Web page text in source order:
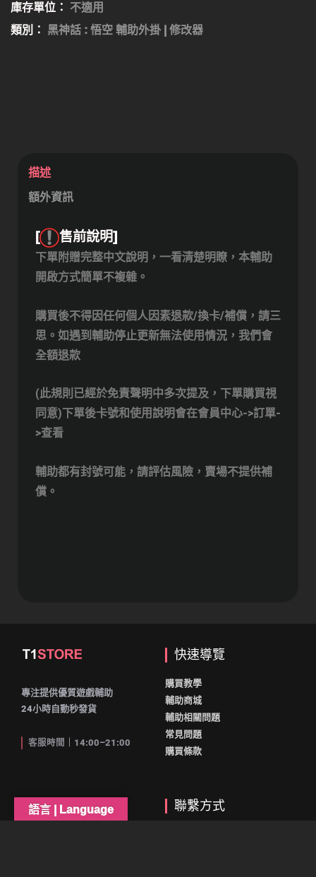
庫存單位：
不適用
類別：
黑神話 : 悟空 輔助外掛 | 修改器
描述
額外資訊
[ 售前說明]
下單附贈完整中文說明，一看清楚明瞭，本輔助
開啟方式簡單不複雜。
購買後不得因任何個人因素退款/換卡/補償，請三
思。 如遇到輔助停止更新無法使用情況，我們會
全額退款
(此規則已經於免責聲明中多次提及，下單購買視
同意)下單後卡號和使用說明會在會員中心->訂單-
>查看
輔助都有封號可能，請評估風險，賣場不提供補
償。
專注提供優質遊戲輔助
24小時自動秒發貨
客服時間｜14:00–21:00
快速導覽
購買教學
輔助商城
輔助相關問題
常見問題
購買條款
網站資訊 聯繫方式
語言 | Language